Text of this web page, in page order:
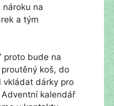
na
a tým
proto bude na
koš, do
vkládat dárky pro
kalendář